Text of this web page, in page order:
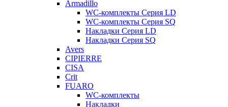
Armadillo
WC-комплекты Серия LD
WC-комплекты Серия SQ
Накладки Серия LD
Накладки Серия SQ
Avers
CIPIERRE
CISA
Crit
FUARO
WC-комплекты
Накладки